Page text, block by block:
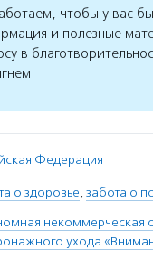
чтобы у вас
и полезные
в
Федерация
о здоровье, забота о
некоммерческая
ухода